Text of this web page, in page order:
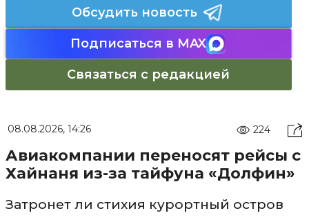
Обсудить новость
Подписаться в MAX
Связаться с редакцией
08.08.2026, 14:26 224
Авиакомпании переносят рейсы с
Хайнаня из-за тайфуна «Долфин»
Затронет ли стихия курортный остров